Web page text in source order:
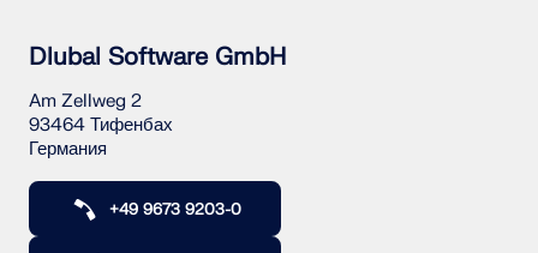
Dlubal Software GmbH
Am Zellweg 2
93464 Тифенбах
Германия
+49 9673 9203-0